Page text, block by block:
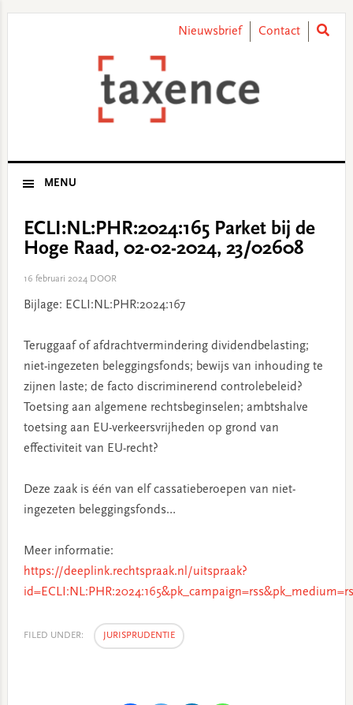
Nieuwsbrief Contact
MENU
ECLI:NL:PHR:2024:165 Parket bij de
Hoge Raad, 02-02-2024, 23/02608
16 februari 2024DOOR
Bijlage: ECLI:NL:PHR:2024:167
Teruggaaf of afdrachtvermindering dividendbelasting;
niet-ingezeten beleggingsfonds; bewijs van inhouding te
zijnen laste; de facto discriminerend controlebeleid?
Toetsing aan algemene rechtsbeginselen; ambtshalve
toetsing aan EU-verkeersvrijheden op grond van
effectiviteit van EU-recht?
Deze zaak is één van elf cassatieberoepen van niet-
ingezeten beleggingsfonds…
Meer informatie:
https://deeplink.rechtspraak.nl/uitspraak?
FILED UNDER: JURISPRUDENTIE